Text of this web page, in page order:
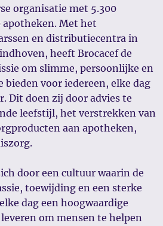
organisatie met 5.300
apotheken. Met het
en distributiecentra in
heeft Brocacef de
om slimme, persoonlijke en
voor iedereen, elke dag
Dit doen zij door advies te
leefstijl, het verstrekken van
aan apotheken,
door een cultuur waarin de
toewijding en een sterke
dag een hoogwaardige
om mensen te helpen